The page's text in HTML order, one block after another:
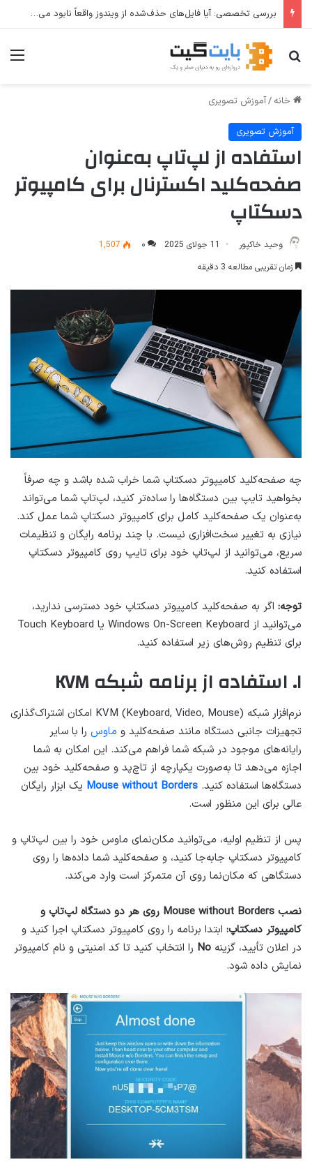
بررسی تخصصی: آیا فایل‌های حذف‌شده از ویندوز واقعاً نابود می‌شوند؟
جستجو برای
خانه /آموزش تصویری
آموزش تصویری
استفاده از لپ‌تاپ به‌عنوان
صفحه‌کلید اکسترنال برای کامپیوتر
دسکتاپ
وحید خاکپور 11 جولای 2025 ۰
1,507
زمان تقریبی مطالعه 3 دقیقه
چه صفحه‌کلید کامیپوتر دسکتاپ شما خراب شده باشد و چه صرفاً
بخواهید تایپ بین دستگاه‌ها را ساده‌تر کنید، لپ‌تاپ شما می‌تواند
به‌عنوان یک صفحه‌کلید کامل برای کامپیوتر دسکتاپ شما عمل کند.
نیازی به تغییر سخت‌افزاری نیست. با چند برنامه رایگان و تنظیمات
سریع، می‌توانید از لپ‌تاپ خود برای تایپ روی کامپیوتر دسکتاپ
استفاده کنید.
توجه: اگر به صفحه‌کلید کامپیوتر دسکتاپ خود دسترسی ندارید،
می‌توانید از Windows On-Screen Keyboard یا Touch Keyboard
برای تنظیم روش‌های زیر استفاده کنید.
۱. استفاده از برنامه شبکه KVM
نرم‌افزار شبکه KVM (Keyboard, Video, Mouse) امکان اشتراک‌گذاری
تجهیزات جانبی دستگاه مانند صفحه‌کلید و ماوس را با سایر
رایانه‌های موجود در شبکه شما فراهم می‌کند. این امکان به شما
اجازه می‌دهد تا به‌صورت یکپارچه از تاچ‌پد و صفحه‌کلید خود بین
دستگاه‌ها استفاده کنید. Mouse without Borders یک ابزار رایگان
عالی برای این منظور است.
پس از تنظیم اولیه، می‌توانید مکان‌نمای ماوس خود را بین لپ‌تاپ و
کامپیوتر دسکتاپ جابه‌جا کنید، و صفحه‌کلید شما داده‌ها را روی
دستگاهی که مکان‌نما روی آن متمرکز است وارد می‌کند.
نصب Mouse without Borders روی هر دو دستگاه لپ‌تاپ و
کامپیوتر دسکتاپ: ابتدا برنامه را روی کامپیوتر دسکتاپ اجرا کنید و
در اعلان تأیید، گزینه No را انتخاب کنید تا کد امنیتی و نام کامپیوتر
نمایش داده شود.